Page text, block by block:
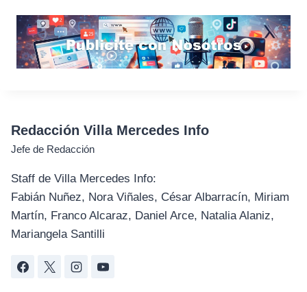
Redacción Villa Mercedes Info
Jefe de Redacción
Staff de Villa Mercedes Info:
Fabián Nuñez, Nora Viñales, César Albarracín, Miriam
Martín, Franco Alcaraz, Daniel Arce, Natalia Alaniz,
Mariangela Santilli